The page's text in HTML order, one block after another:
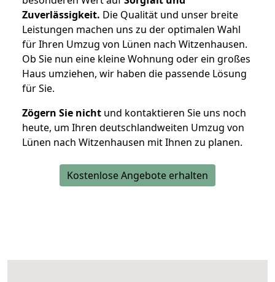
Zuverlässigkeit. Die Qualität und unser breite
Leistungen machen uns zu der optimalen Wahl
für Ihren Umzug von Lünen nach Witzenhausen.
Ob Sie nun eine kleine Wohnung oder ein großes
Haus umziehen, wir haben die passende Lösung
für Sie.
Zögern Sie nicht und kontaktieren Sie uns noch
heute, um Ihren deutschlandweiten Umzug von
Lünen nach Witzenhausen mit Ihnen zu planen.
Kostenlose Angebote erhalten